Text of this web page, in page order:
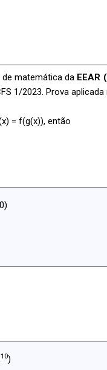
matemática da EEAR
1/2023. Prova
= f(g(x)), então
10)